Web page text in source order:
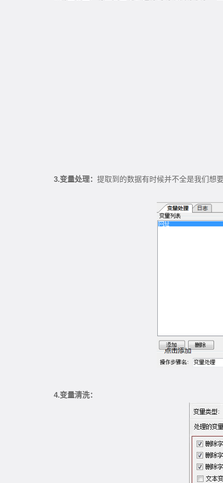
3.变量处理： 提取到的数据有时候并不全是我们想
4.变量清洗：